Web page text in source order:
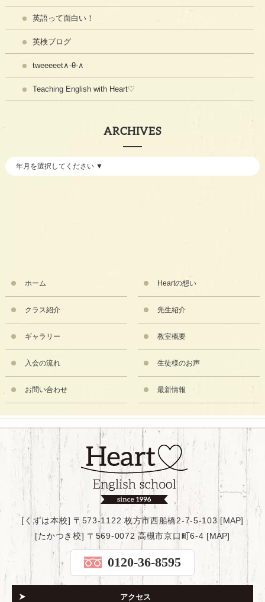
英語って面白い！
英検ブログ
tweeeeet∧-θ-∧
Teaching English with Heart♡
ARCHIVES
ホーム Heartの想い
クラス紹介 先生紹介
ギャラリー 教室概要
入会の流れ 生徒様のお声
お問い合わせ 最新情報
[くずは本校] 〒573-1122 枚方市西船橋2-7-5-103 [MAP]
[たかつき校] 〒569-0072 高槻市京口町6-4 [MAP]
0120-36-8595
アクセス